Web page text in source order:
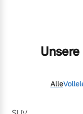
Alle